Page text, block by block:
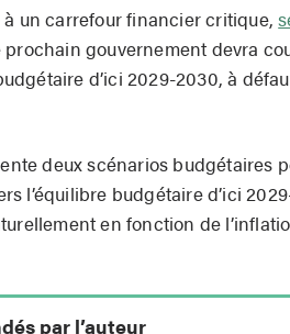
à un carrefour financier critique,
prochain gouvernement devra
d’ici 2029-2030, à
deux scénarios budgétaires
l’équilibre budgétaire d’ici
en fonction de
par l’auteur